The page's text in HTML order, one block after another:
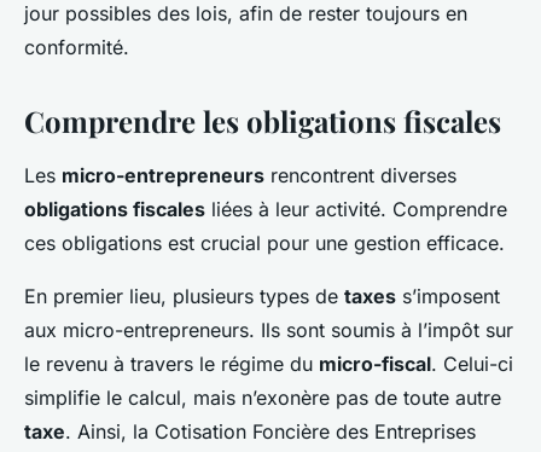
jour possibles des lois, afin de rester toujours en
conformité.
Comprendre les obligations fiscales
Les micro-entrepreneurs rencontrent diverses
obligations fiscales liées à leur activité. Comprendre
ces obligations est crucial pour une gestion efficace.
En premier lieu, plusieurs types de taxes s’imposent
aux micro-entrepreneurs. Ils sont soumis à l’impôt sur
le revenu à travers le régime du micro-fiscal. Celui-ci
simplifie le calcul, mais n’exonère pas de toute autre
taxe. Ainsi, la Cotisation Foncière des Entreprises